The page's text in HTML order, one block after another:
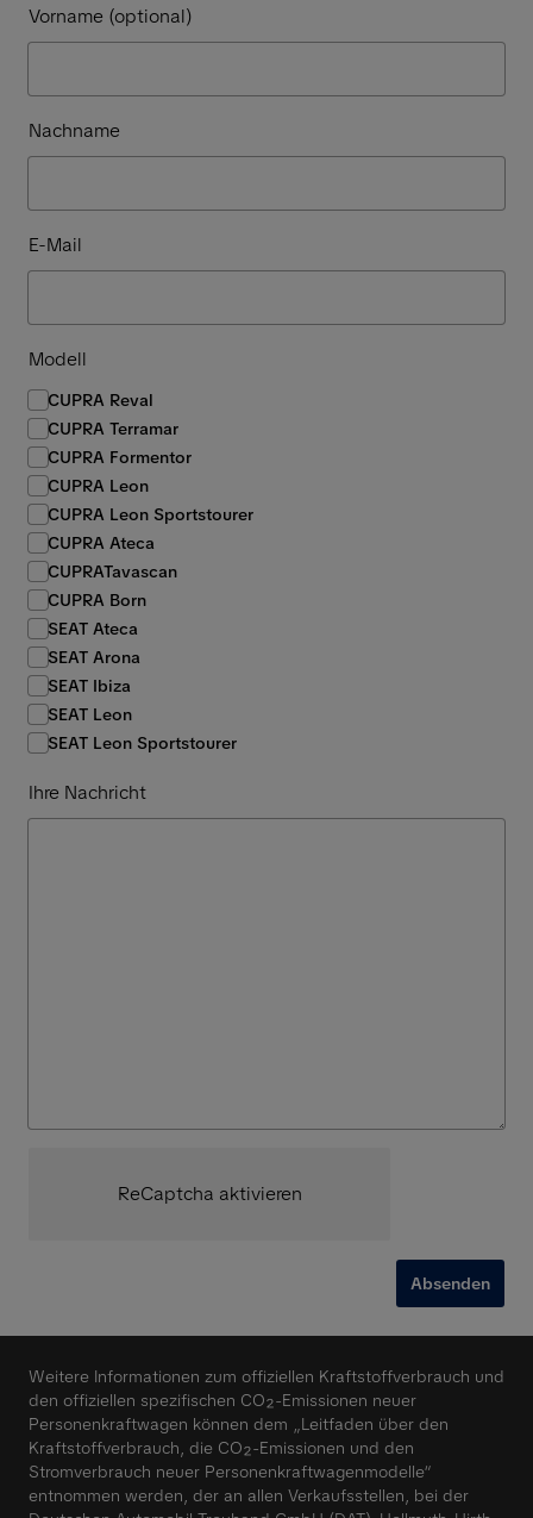
Vorname (optional)
Nachname
E-Mail
Modell
CUPRA Reval
CUPRA Terramar
CUPRA Formentor
CUPRA Leon
CUPRA Leon Sportstourer
CUPRA Ateca
CUPRATavascan
CUPRA Born
SEAT Ateca
SEAT Arona
SEAT Ibiza
SEAT Leon
SEAT Leon Sportstourer
Ihre Nachricht
ReCaptcha aktivieren
Absenden
Weitere Informationen zum offiziellen Kraftstoffverbrauch und
den offiziellen spezifischen CO₂-Emissionen neuer
Personenkraftwagen können dem „Leitfaden über den
Kraftstoffverbrauch, die CO₂-Emissionen und den
Stromverbrauch neuer Personenkraftwagenmodelle“
entnommen werden, der an allen Verkaufsstellen, bei der